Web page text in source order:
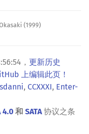
(1999)
， 更新历史
上编辑此页！
, CCXXXI, Enter-
4.0 和 SATA协议之条